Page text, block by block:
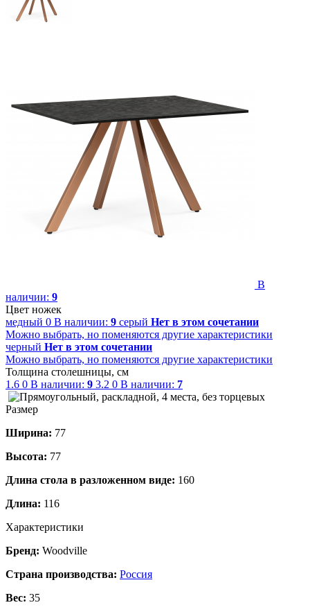
В
наличии: 9
Цвет ножек
медный 0 В наличии: 9 серый Нет в этом сочетании
Можно выбрать, но поменяются другие характеристики
черный Нет в этом сочетании
Можно выбрать, но поменяются другие характеристики
Толщина столешницы, см
1.6 0 В наличии: 9 3.2 0 В наличии: 7
Размер
Ширина: 77
Высота: 77
Длина стола в разложенном виде: 160
Длина: 116
Характеристики
Бренд: Woodville
Страна производства: Россия
Вес: 35